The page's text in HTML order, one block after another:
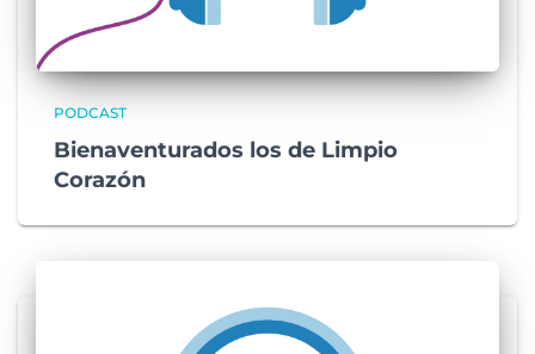
PODCAST
Bienaventurados los de Limpio
Corazón